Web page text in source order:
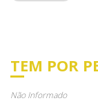
TEM POR
Não Informado